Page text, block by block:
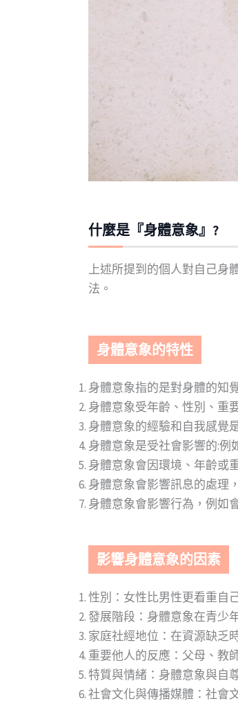
什麼是『身體意象』?
上述所提到的個人對自己身
法。
身體意象的特性
身體意象指的是對身體的知
身體意象受年齡、性別、重
身體意象的經驗和自我感覺
身體意象是受社會影響的:例
身體意象會因環境、年齡或
身體意象會影響訊息的處理
身體意象會影響行為，例如
影響身體意象的因素
性別：女性比男性更看重自
發展階段：身體意象在青少
家庭社經地位：在資源缺乏
重要他人的反應：父母、教
特質與情緒：身體意象與自
社會文化與傳播媒體：社會